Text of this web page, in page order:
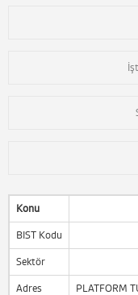
Konu
BIST Kodu
Sektör
Adres PLATFORM